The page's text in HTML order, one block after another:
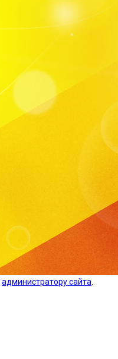
администратору сайта.